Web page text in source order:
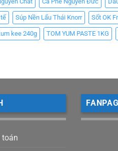
Súp Nền Lẩu Thái Knorr Sốt OK
kee 240g TOM YUM PASTE 1KG
toán